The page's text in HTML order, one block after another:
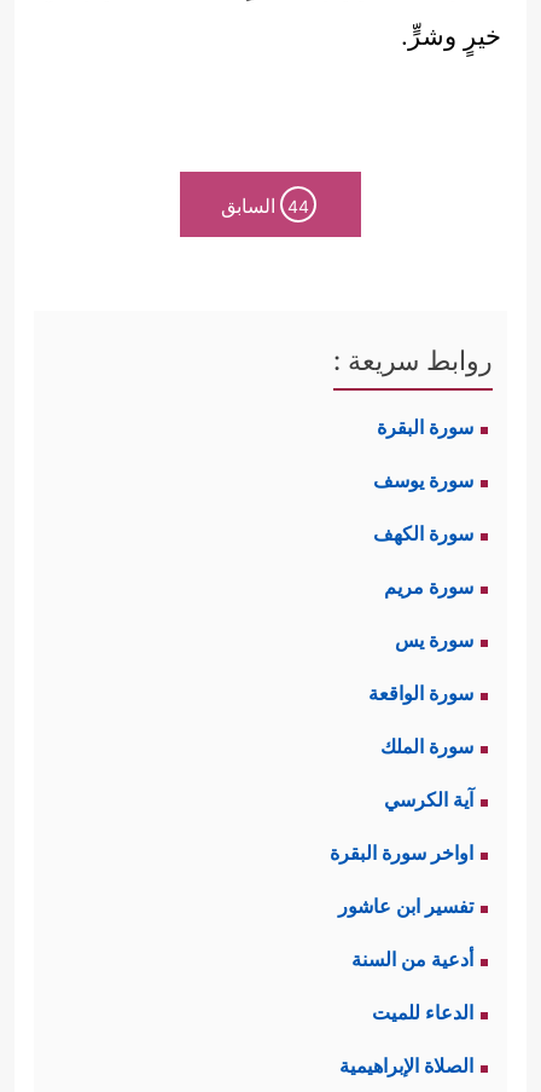
خيرٍ وشرٍّ.
44 السابق
روابط سريعة :
سورة البقرة
سورة يوسف
سورة الكهف
سورة مريم
سورة يس
سورة الواقعة
سورة الملك
آية الكرسي
اواخر سورة البقرة
تفسير ابن عاشور
أدعية من السنة
الدعاء للميت
الصلاة الإبراهيمية